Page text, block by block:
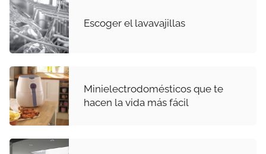
Escoger el lavavajillas
Minielectrodomésticos que te
hacen la vida más fácil